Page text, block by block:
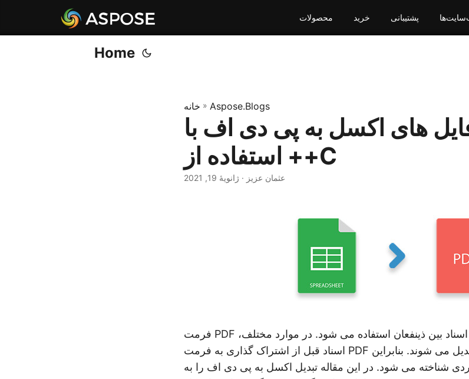
محصولات خرید پشتیبانی
Home
خانه » Aspose.Blogs
های اکسل به پی دی اف با
استفاده از ++C
ژانویهٔ 19, 2021 · عثمان عزیز
فرمت PDF به طور گسترده ای برای تبادل اسناد بین ذینفعان استفاده می شود. در موارد مختلف،
اسناد قبل از اشتراک گذاری به فرمت PDF تبدیل می شوند. بنابراین، PDF به عنوان یک فرمت
شناخته می شود. در این مقاله تبدیل اکسل به پی دی اف را به